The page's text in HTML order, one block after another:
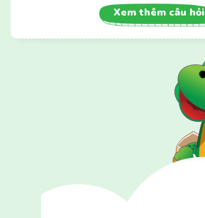
Xem thêm câu hỏi